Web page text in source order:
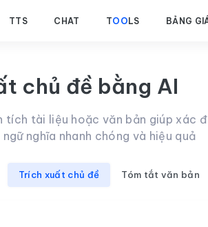
TTS CHAT TOO LS BẢNG
chủ đề bằng AI
tích tài liệu hoặc văn bản giúp xác
nghĩa nhanh chóng và hiệu quả
Trích xuất chủ đề Tóm tắt văn bản